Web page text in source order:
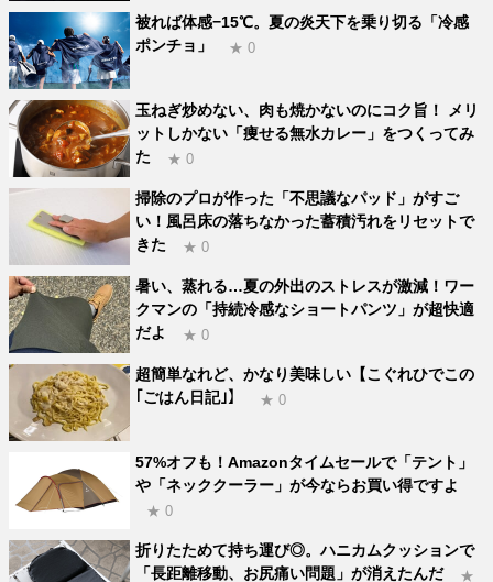
被れば体感−15℃。夏の炎天下を乗り切る「冷感
ポンチョ」
★ 0
玉ねぎ炒めない、肉も焼かないのにコク旨！ メリ
ットしかない「痩せる無水カレー」をつくってみ
た
★ 0
掃除のプロが作った「不思議なパッド」がすご
い！風呂床の落ちなかった蓄積汚れをリセットで
きた
★ 0
暑い、蒸れる…夏の外出のストレスが激減！ワー
クマンの「持続冷感なショートパンツ」が超快適
だよ
★ 0
超簡単なれど、かなり美味しい【こぐれひでこの
｢ごはん日記｣】
★ 0
57%オフも！Amazonタイムセールで「テント」
や「ネッククーラー」が今ならお買い得ですよ
★ 0
折りたためて持ち運び◎。ハニカムクッションで
「長距離移動、お尻痛い問題」が消えたんだ
★